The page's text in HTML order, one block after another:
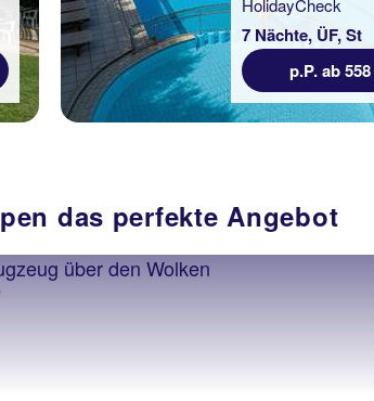
7 Nächte, ÜF, St
p.P. ab
das perfekte Angebot